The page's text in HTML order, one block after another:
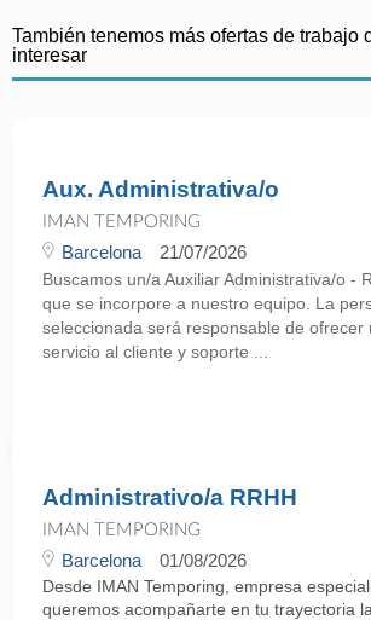
También tenemos más ofertas de trabajo
interesar
Aux. Administrativa/o
IMAN TEMPORING
Barcelona 21/07/2026
Buscamos un/a Auxiliar Administrativa/o -
que se incorpore a nuestro equipo. La
seleccionada será responsable de ofrecer
servicio al cliente y soporte ...
Administrativo/a RRHH
IMAN TEMPORING
Barcelona 01/08/2026
Desde IMAN Temporing, empresa
queremos acompañarte en tu trayectoria